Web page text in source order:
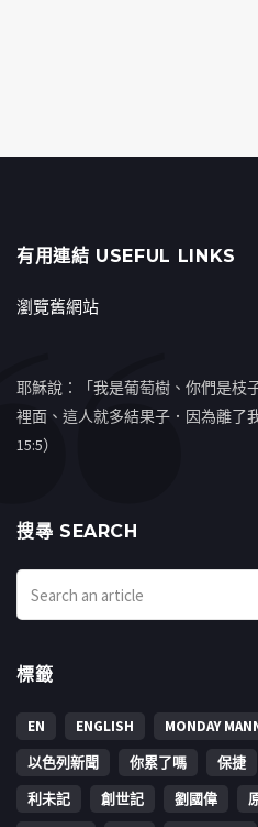
有用連結 USEFUL LINKS
瀏覽舊網站
耶穌說：「我是葡萄樹、你們是枝
裡面、這人就多結果子．因為離了
15:5）
搜㝷 SEARCH
標籤
EN ENGLISH MONDAY
以色列新聞
你累了嗎 保捷
利未記
創世記 劉國偉